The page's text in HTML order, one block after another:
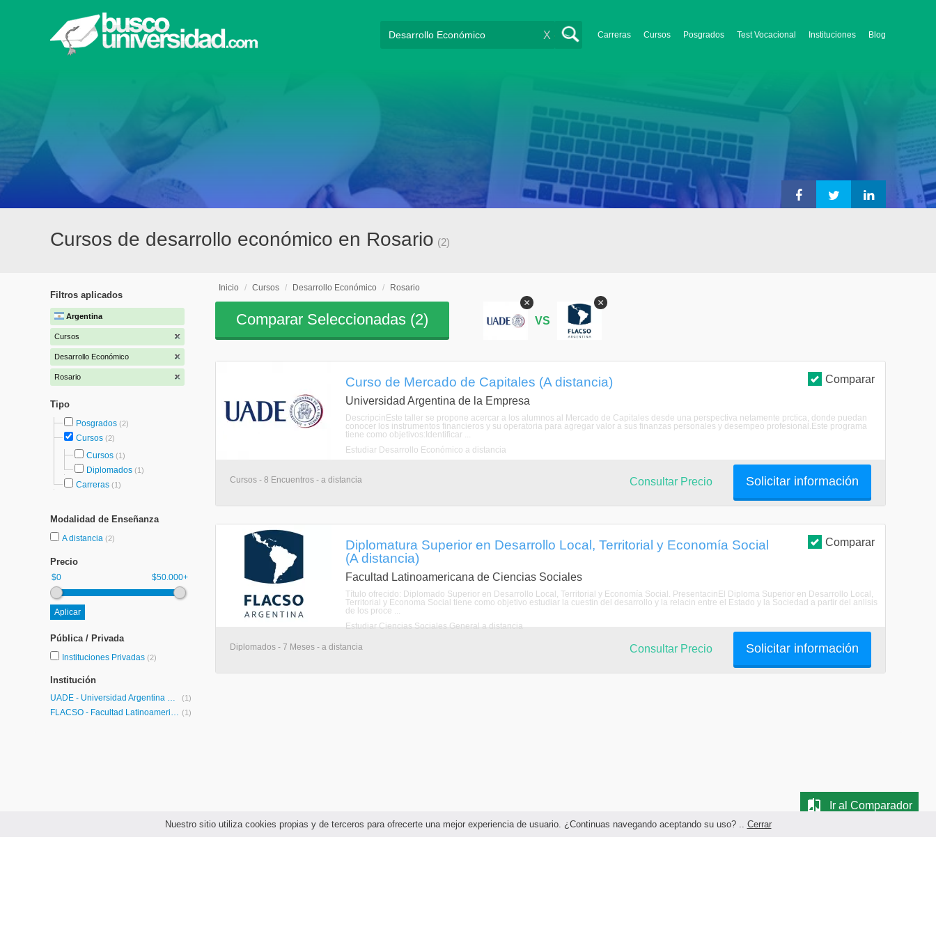
Nuestro sitio utiliza cookies propias y de terceros para ofrecerte una mejor experiencia de usuario. ¿Continuas navegando aceptando su uso? .. Cerrar
Carreras Cursos Posgrados Test Vocacional Instituciones Blog
X
Cursos de desarrollo económico en Rosario (2)
Filtros aplicados
Argentina
Cursos
Desarrollo Económico
Rosario
Tipo
Posgrados (2)
Cursos (2)
Cursos (1)
Diplomados (1)
Carreras (1)
Modalidad de Enseñanza
A distancia (2)
Precio
$0 $50.000+
Pública / Privada
Instituciones Privadas (2)
Institución
UADE - Universidad Argentina de la Empresa (1)
FLACSO - Facultad Latinoamericana de Ciencias Sociales (1)
Inicio / Cursos / Desarrollo Económico / Rosario
Comparar Seleccionadas (2)
×
VS
×
Comparar
Curso de Mercado de Capitales (A distancia)
Universidad Argentina de la Empresa
DescripcinEste taller se propone acercar a los alumnos al Mercado de Capitales desde una perspectiva netamente prctica, donde puedan
conocer los instrumentos financieros y su operatoria para agregar valor a sus finanzas personales y desempeo profesional.Este programa
tiene como objetivos:Identificar ...
Estudiar Desarrollo Económico a distancia
Cursos - 8 Encuentros - a distancia Solicitar información
Consultar Precio
Comparar
Diplomatura Superior en Desarrollo Local, Territorial y Economía Social
(A distancia)
Facultad Latinoamericana de Ciencias Sociales
Título ofrecido: Diplomado Superior en Desarrollo Local, Territorial y Economía Social. PresentacinEl Diploma Superior en Desarrollo Local,
Territorial y Economa Social tiene como objetivo estudiar la cuestin del desarrollo y la relacin entre el Estado y la Sociedad a partir del anlisis
de los proce ...
Estudiar Ciencias Sociales General a distancia
Diplomados - 7 Meses - a distancia Solicitar información
Consultar Precio
Ir al Comparador